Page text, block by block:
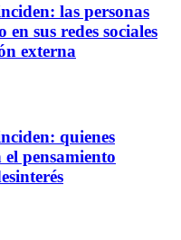
las personas
sus redes sociales
externa
quienes
pensamiento